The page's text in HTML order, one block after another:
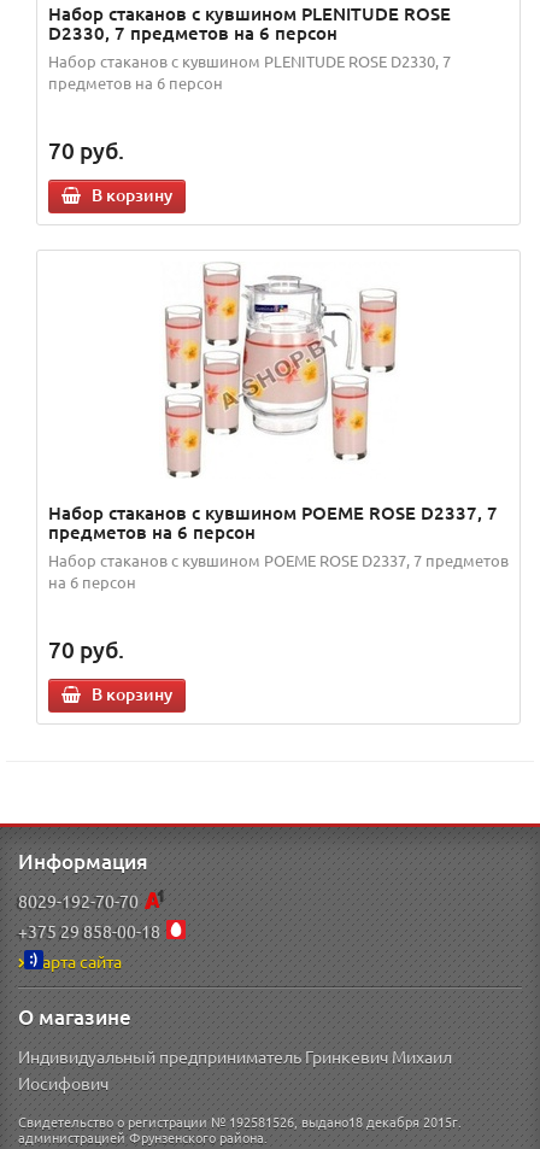
Набор стаканов с кувшином PLENITUDE ROSE
D2330, 7 предметов на 6 персон
Набор стаканов с кувшином PLENITUDE ROSE D2330, 7
предметов на 6 персон
70 руб.
В корзину
Набор стаканов с кувшином POEME ROSE D2337, 7
предметов на 6 персон
Набор стаканов с кувшином POEME ROSE D2337, 7 предметов
на 6 персон
70 руб.
В корзину
Информация
8029-192-70-70
+375 29 858-00-18
Карта сайта
О магазине
Индивидуальный предприниматель Гринкевич Михаил
Иосифович
Свидетельство о регистрации № 192581526, выдано18 декабря 2015г.
администрацией Фрунзенского района.